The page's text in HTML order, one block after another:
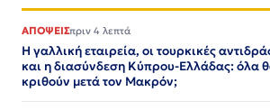
ΑΠΟΨΕΙΣπριν 4 λεπτά
Η γαλλική εταιρεία, οι τουρκικές
και η διασύνδεση Κύπρου-Ελλάδας: όλα
κριθούν μετά τον Μακρόν;